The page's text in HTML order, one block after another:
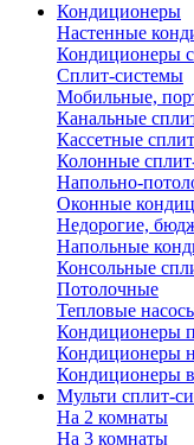
Кондиционеры
Настенные
Кондиционеры с
Сплит-системы
Мобильные,
Канальные
Кассетные
Колонные
Напольно-
Оконные
Недорогие,
Напольные
Консольные
Потолочные
Тепловые
Кондиционеры
Кондиционеры
Кондиционеры в
Мульти сплит-
На 2 комнаты
На 3 комнаты